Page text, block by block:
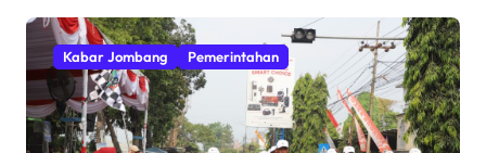
Ditutup PBB Musik Guns N’
Roses
Kabar Jombang Pemerintahan